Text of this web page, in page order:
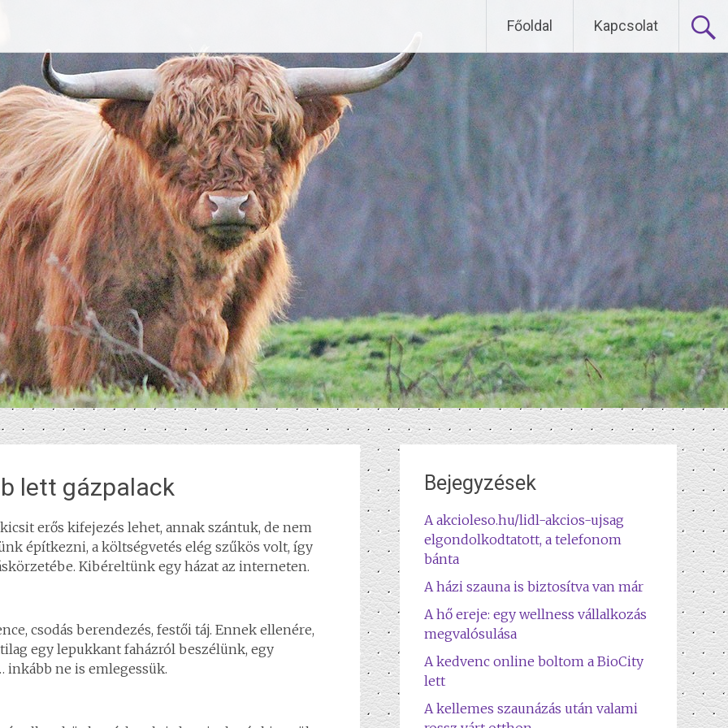
Főoldal Kapcsolat
lett gázpalack
erős kifejezés lehet, annak szántuk, de nem
építkezni, a költségvetés elég szűkös volt, így
Kibéreltünk egy házat az interneten.
csodás berendezés, festői táj. Ennek ellenére,
egy lepukkant faházról beszélünk, egy
inkább ne is emlegessük.
Bejegyzések
A akcioleso.hu/lidl-akcios-ujsag
elgondolkodtatott, a telefonom
bánta
A házi szauna is biztosítva van már
A hő ereje: egy wellness vállalkozás
megvalósulása
A kedvenc online boltom a BioCity
lett
A kellemes szaunázás után valami